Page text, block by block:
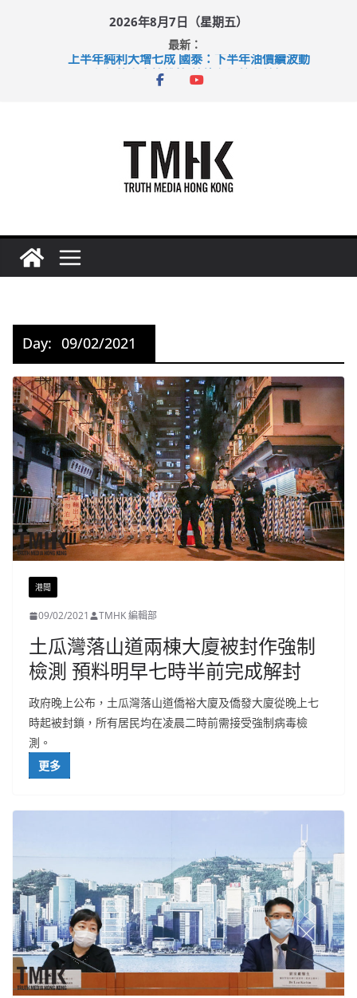
2026年8月7日（星期五）
最新：
上半年純利大增七成 國泰：下半年油價續波動
拜仁熱身賽挫維拉 啟德主場館奪錦標
Day: 09/02/2021
港聞
09/02/2021 TMHK 編輯部
土瓜灣落山道兩棟大廈被封作強制
檢測 預料明早七時半前完成解封
政府晚上公布，土瓜灣落山道僑裕大廈及僑發大廈從晚上七
時起被封鎖，所有居民均在凌晨二時前需接受強制病毒檢
測。
更多